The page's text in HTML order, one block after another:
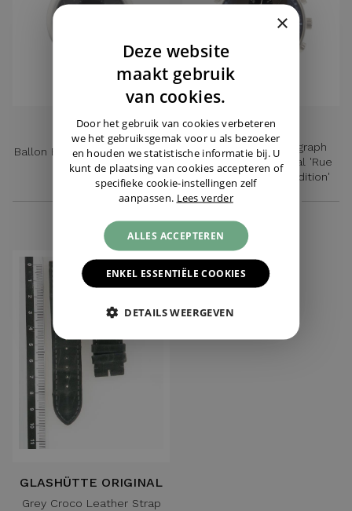
CARTIER
Ballon Bleu 40MM Automatic
Grey Dial
IWC
Portugieser Chronograph
Rattrapante Grey Dial 'Rue
de la Paix Special Edition'
€ 11.750,-
GLASHÜTTE ORIGINAL
Grey Croco Leather Strap
GERMAN
×
Deze website
maakt gebruik
van cookies.
Door het gebruik van cookies verbeteren
we het gebruiksgemak voor u als bezoeker
en houden we statistische informatie bij. U
kunt de plaatsing van cookies accepteren of
specifieke cookie-instellingen zelf
aanpassen. Lees verder
ALLES ACCEPTEREN
ENKEL ESSENTIËLE COOKIES
DETAILS WEERGEVEN